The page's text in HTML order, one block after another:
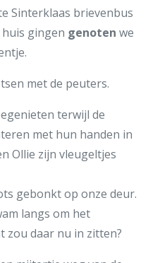
Sinterklaas brievenbus
gingen genoten we
met de peuters.
terwijl de
met hun handen in
Ollie zijn vleugeltjes
gebonkt op onze deur.
langs om het
zou daar nu in zitten?